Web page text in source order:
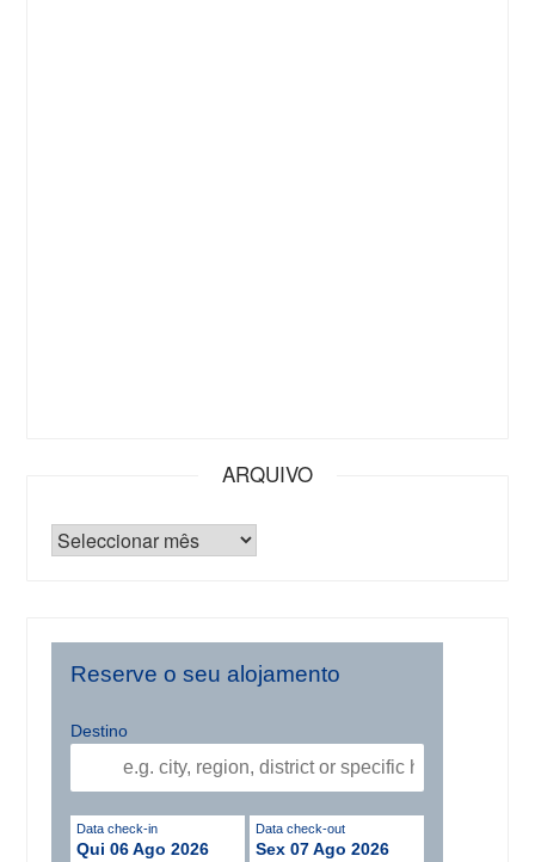
ARQUIVO
Reserve o seu alojamento
Destino
Data check-in
Qui 06 Ago 2026
Data check-out
Sex 07 Ago 2026